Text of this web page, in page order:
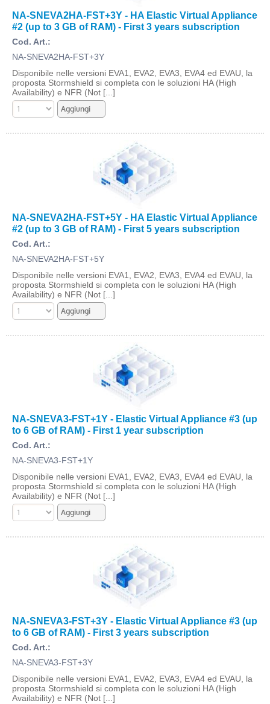
NA-SNEVA2HA-FST+3Y - HA Elastic Virtual Appliance
#2 (up to 3 GB of RAM) - First 3 years subscription
Cod. Art.:
NA-SNEVA2HA-FST+3Y
Disponibile nelle versioni EVA1, EVA2, EVA3, EVA4 ed EVAU, la
proposta Stormshield si completa con le soluzioni HA (High
Availability) e NFR (Not [...]
NA-SNEVA2HA-FST+5Y - HA Elastic Virtual Appliance
#2 (up to 3 GB of RAM) - First 5 years subscription
Cod. Art.:
NA-SNEVA2HA-FST+5Y
Disponibile nelle versioni EVA1, EVA2, EVA3, EVA4 ed EVAU, la
proposta Stormshield si completa con le soluzioni HA (High
Availability) e NFR (Not [...]
NA-SNEVA3-FST+1Y - Elastic Virtual Appliance #3 (up
to 6 GB of RAM) - First 1 year subscription
Cod. Art.:
NA-SNEVA3-FST+1Y
Disponibile nelle versioni EVA1, EVA2, EVA3, EVA4 ed EVAU, la
proposta Stormshield si completa con le soluzioni HA (High
Availability) e NFR (Not [...]
NA-SNEVA3-FST+3Y - Elastic Virtual Appliance #3 (up
to 6 GB of RAM) - First 3 years subscription
Cod. Art.:
NA-SNEVA3-FST+3Y
Disponibile nelle versioni EVA1, EVA2, EVA3, EVA4 ed EVAU, la
proposta Stormshield si completa con le soluzioni HA (High
Availability) e NFR (Not [...]